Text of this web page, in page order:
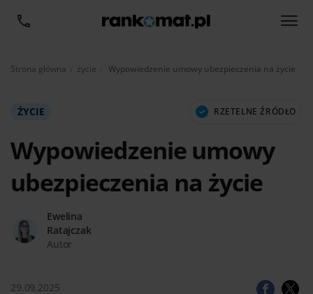
Strona główna życie Aktualnie:
Wypowiedzenie umowy ubezpieczenia na życie
ŻYCIE RZETELNE ŹRÓDŁO
Wypowiedzenie umowy
ubezpieczenia na życie
Ewelina
Ratajczak
Autor
29.09.2025